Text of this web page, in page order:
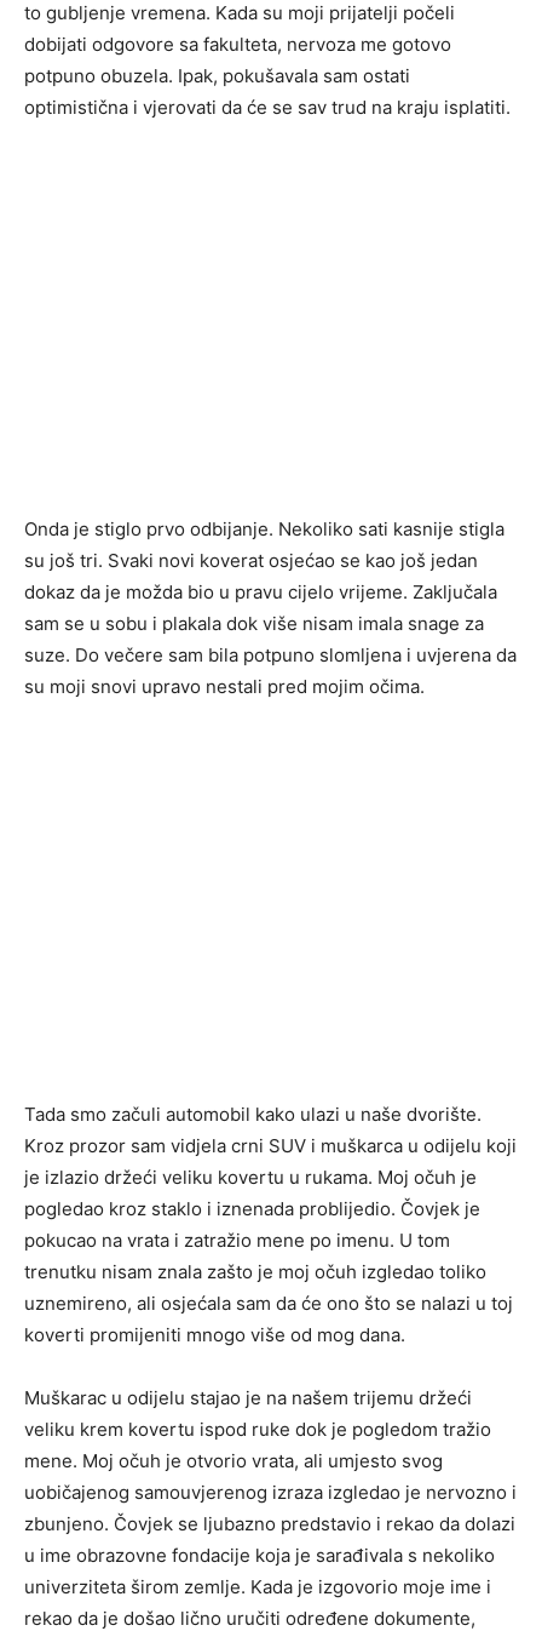
to gubljenje vremena. Kada su moji prijatelji počeli
dobijati odgovore sa fakulteta, nervoza me gotovo
potpuno obuzela. Ipak, pokušavala sam ostati
optimistična i vjerovati da će se sav trud na kraju isplatiti.
Onda je stiglo prvo odbijanje. Nekoliko sati kasnije stigla
su još tri. Svaki novi koverat osjećao se kao još jedan
dokaz da je možda bio u pravu cijelo vrijeme. Zaključala
sam se u sobu i plakala dok više nisam imala snage za
suze. Do večere sam bila potpuno slomljena i uvjerena da
su moji snovi upravo nestali pred mojim očima.
Tada smo začuli automobil kako ulazi u naše dvorište.
Kroz prozor sam vidjela crni SUV i muškarca u odijelu koji
je izlazio držeći veliku kovertu u rukama. Moj očuh je
pogledao kroz staklo i iznenada problijedio. Čovjek je
pokucao na vrata i zatražio mene po imenu. U tom
trenutku nisam znala zašto je moj očuh izgledao toliko
uznemireno, ali osjećala sam da će ono što se nalazi u toj
koverti promijeniti mnogo više od mog dana.
Muškarac u odijelu stajao je na našem trijemu držeći
veliku krem kovertu ispod ruke dok je pogledom tražio
mene. Moj očuh je otvorio vrata, ali umjesto svog
uobičajenog samouvjerenog izraza izgledao je nervozno i
zbunjeno. Čovjek se ljubazno predstavio i rekao da dolazi
u ime obrazovne fondacije koja je sarađivala s nekoliko
univerziteta širom zemlje. Kada je izgovorio moje ime i
rekao da je došao lično uručiti određene dokumente,